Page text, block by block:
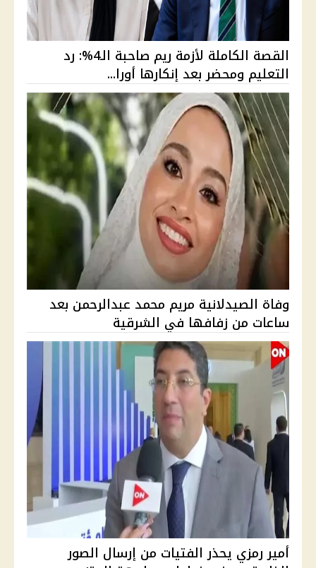
القصة الكاملة لأزمة ريم صاحبة الـ4%: رد
التعليم ومحضر بعد إنكارها أورا...
وفاة الصيدلانية مريم محمد عبدالرحمن بعد
ساعات من زفافها في الشرقية
أمير رمزي يحذر الفتيات من إرسال الصور